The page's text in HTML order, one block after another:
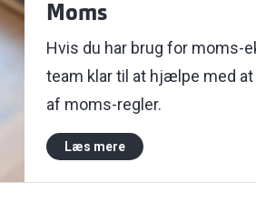
Moms
Hvis du har brug for moms-
team klar til at hjælpe med
af moms-regler.
Læs mere